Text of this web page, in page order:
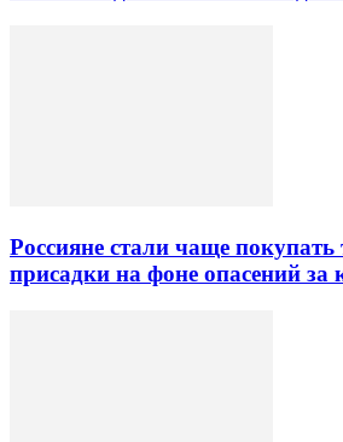
Россияне стали чаще
присадки на фоне опасений за